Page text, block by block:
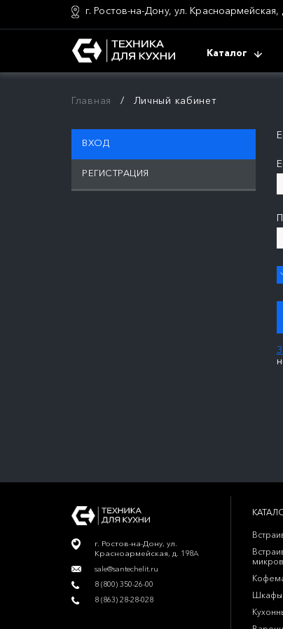
г. Ростов-на-Дону, ул.
Каталог
Главная Личный кабинет
ВХОД
РЕГИСТРАЦИЯ
г. Ростов-на-Дону, ул.
Красноармейская, д. 198А
sale@santechelit.ru
8 (800) 350-26-00
8 (863) 28-28-028
Шкафы